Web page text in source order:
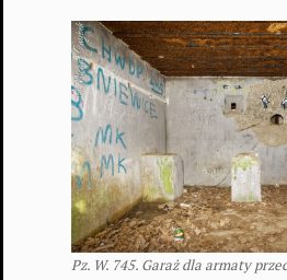
Pz. W. 745. Garaż dla armaty